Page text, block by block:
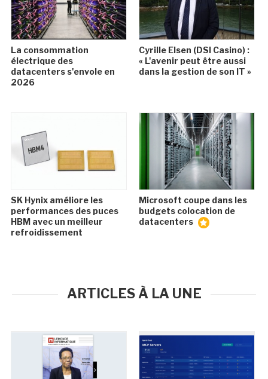
La consommation
électrique des
datacenters s'envole en
2026
Cyrille Elsen (DSI Casino) :
« L'avenir peut être aussi
dans la gestion de son IT »
SK Hynix améliore les
performances des puces
HBM avec un meilleur
refroidissement
Microsoft coupe dans les
budgets colocation de
datacenters
ARTICLES À LA UNE